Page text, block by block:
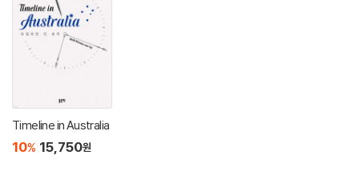
Timeline in Australia
10% 15,750원